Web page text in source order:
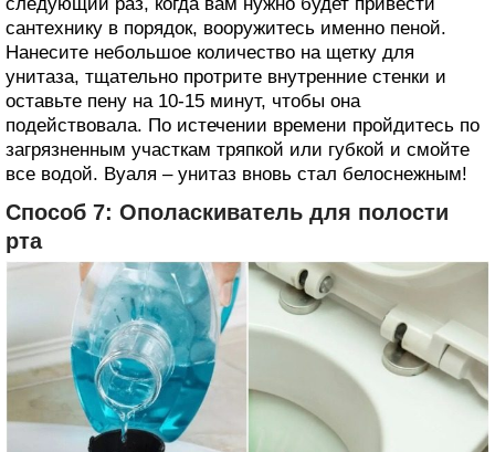
сантехнику в порядок, вооружитесь именно пеной.
Нанесите небольшое количество на щетку для
унитаза, тщательно протрите внутренние стенки и
оставьте пену на 10-15 минут, чтобы она
подействовала. По истечении времени пройдитесь по
загрязненным участкам тряпкой или губкой и смойте
все водой. Вуаля – унитаз вновь стал белоснежным!
Способ 7: Ополаскиватель для полости
рта